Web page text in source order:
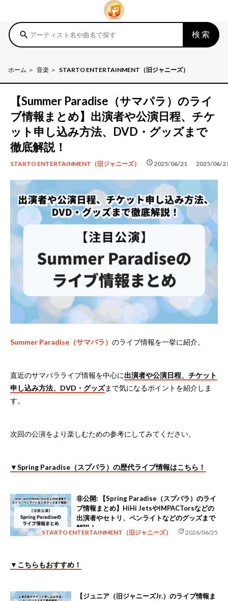
search 検索
ホーム 音楽 STARTO ENTERTAINMENT（旧ジャニーズ）
【Summer Paradise（サマパラ）のライ
ブ情報まとめ】出演者や公演日程、チケ
ット申し込み方法、DVD・グッズまで
徹底解説！
STARTO ENTERTAINMENT（旧ジャニーズ） schedule 2025/06/21
schedule 2025/06/
Summer Paradise（サマパラ） のライブ情報を一挙に紹介。
直近のサマパラライブ情報を中心に出演者や公演日程、チケット
申し込み方法、DVD・グッズまで気になるポイントを紹介しま
す。
次回の公演をより楽しむための参考にしてみてください。
▼Spring Paradise（スプパラ）の歴代ライブ情報はこちら！
非公開: 【Spring Paradise（スプパラ）のライ
ブ情報まとめ】HiHi JetsやIMPACTorsなどの
出演者やセトリ、ペンライトなどのグッズまで
解説！
STARTO ENTERTAINMENT（旧ジャニーズ） update2026/06/25
▼こちらもおすすめ！
【ジュニア（旧ジャニーズJr.）のライブ情報ま